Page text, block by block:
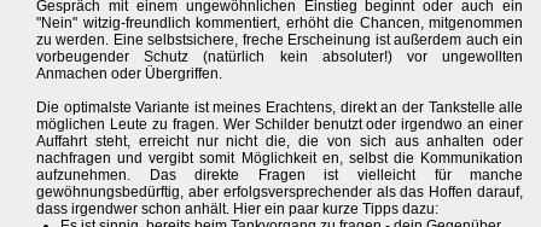
Gespräch mit einem ungewöhnlichen Einstieg beginnt oder auch ein
"Nein" witzig-freundlich kommentiert, erhöht die Chancen, mitgenommen
zu werden. Eine selbstsichere, freche Erscheinung ist außerdem auch ein
vorbeugender Schutz (natürlich kein absoluter!) vor ungewollten
Anmachen oder Übergriffen.
Die optimalste Variante ist meines Erachtens, direkt an der Tankstelle alle
möglichen Leute zu fragen. Wer Schilder benutzt oder irgendwo an einer
Auffahrt steht, erreicht nur nicht die, die von sich aus anhalten oder
nachfragen und vergibt somit Möglichkeit en, selbst die Kommunikation
aufzunehmen. Das direkte Fragen ist vielleicht für manche
gewöhnungsbedürftig, aber erfolgsversprechender als das Hoffen darauf,
dass irgendwer schon anhält. Hier ein paar kurze Tipps dazu: